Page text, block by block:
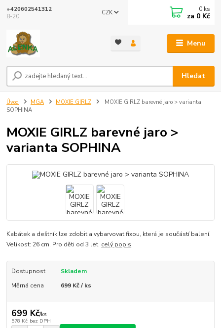
Menu
CZK
Hledat
+420602541312
8-20
0 ks
za 0 Kč
Úvod MGA MOXIE GIRLZ
MOXIE GIRLZ barevné jaro > varianta
SOPHINA
MOXIE GIRLZ barevné jaro >
varianta SOPHINA
Kabátek a deštník lze zdobit a vybarvovat fixou, která je součástí balení.
Velikost: 26 cm. Pro děti od 3 let. celý popis
Dostupnost
Skladem
Měrná cena
699 Kč / ks
699 Kč/ks
578 Kč bez DPH